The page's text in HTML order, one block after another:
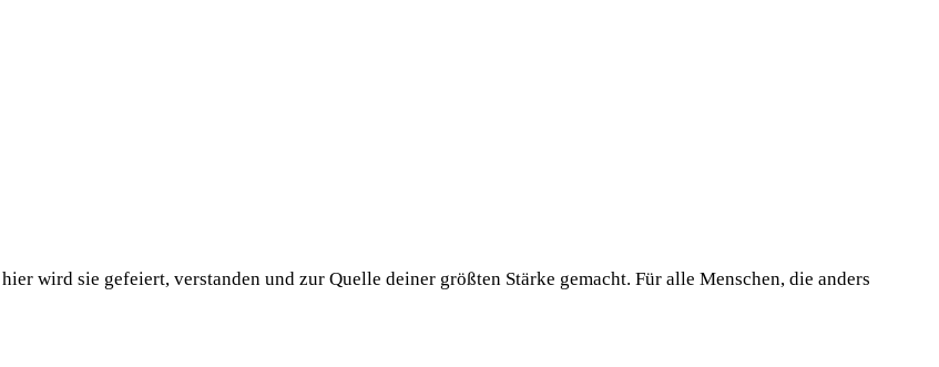
wird sie gefeiert, verstanden und zur Quelle deiner größten Stärke gemacht. Für alle Menschen, die anders